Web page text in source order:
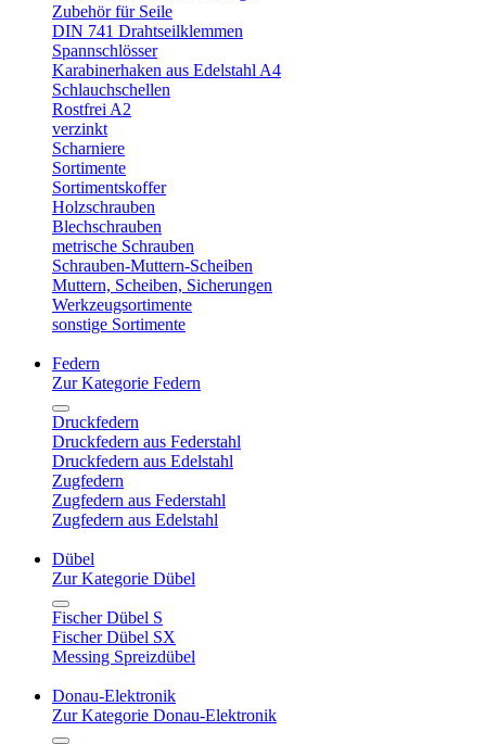
Zubehör für Seile
DIN 741 Drahtseilklemmen
Spannschlösser
Karabinerhaken aus Edelstahl A4
Schlauchschellen
Rostfrei A2
verzinkt
Scharniere
Sortimente
Sortimentskoffer
Holzschrauben
Blechschrauben
metrische Schrauben
Schrauben-Muttern-Scheiben
Muttern, Scheiben, Sicherungen
Werkzeugsortimente
sonstige Sortimente
Federn
Zur Kategorie Federn
Druckfedern
Druckfedern aus Federstahl
Druckfedern aus Edelstahl
Zugfedern
Zugfedern aus Federstahl
Zugfedern aus Edelstahl
Dübel
Zur Kategorie Dübel
Fischer Dübel S
Fischer Dübel SX
Messing Spreizdübel
Donau-Elektronik
Zur Kategorie Donau-Elektronik